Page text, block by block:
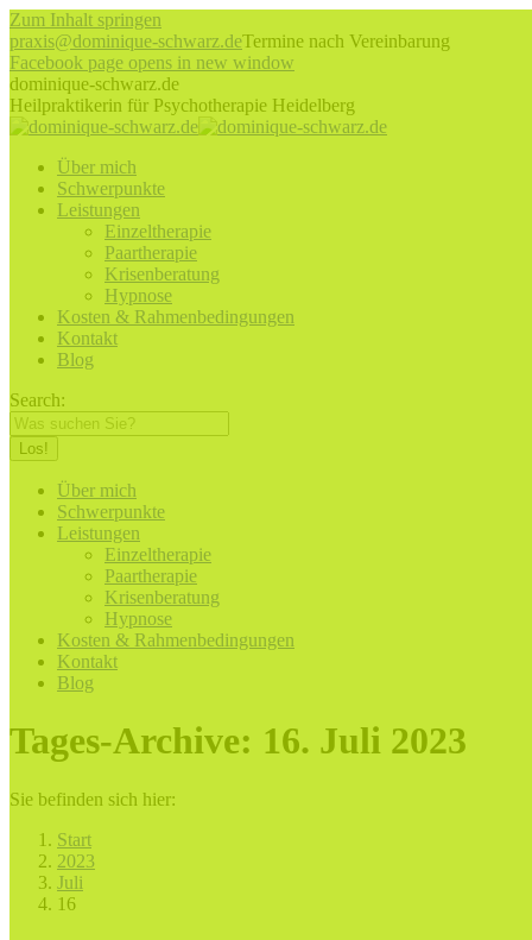
Zum Inhalt springen
praxis@dominique-schwarz.deTermine nach Vereinbarung
Facebook page opens in new window
dominique-schwarz.de
Heilpraktikerin für Psychotherapie Heidelberg
Über mich
Schwerpunkte
Leistungen
Einzeltherapie
Paartherapie
Krisenberatung
Hypnose
Kosten & Rahmenbedingungen
Kontakt
Blog
Search:
Über mich
Schwerpunkte
Leistungen
Einzeltherapie
Paartherapie
Krisenberatung
Hypnose
Kosten & Rahmenbedingungen
Kontakt
Blog
Tages-Archive: 16. Juli 2023
Sie befinden sich hier:
Start
2023
Juli
16